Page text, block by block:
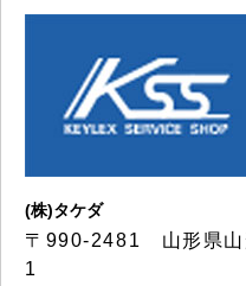
(株)タケダ
〒990-2481 山形県山
1